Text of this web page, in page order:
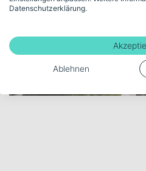
Entdecke
unserer
Datenschutzerklärung.
Ablehnen